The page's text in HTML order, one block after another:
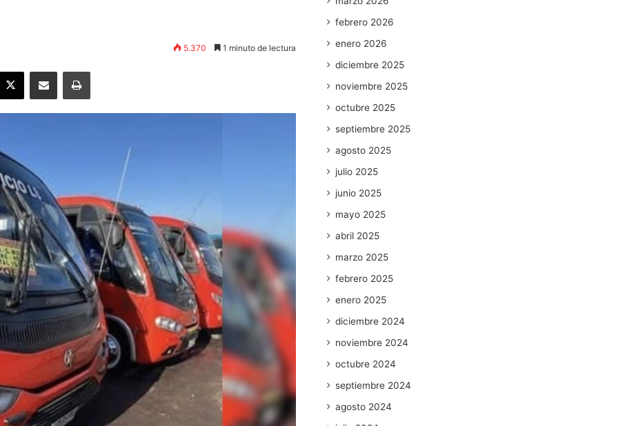
5.370 1 minuto de lectura
X Enviar vía email Imprimir
febrero 2026
enero 2026
diciembre 2025
noviembre 2025
octubre 2025
septiembre 2025
agosto 2025
julio 2025
junio 2025
mayo 2025
abril 2025
marzo 2025
febrero 2025
enero 2025
diciembre 2024
noviembre 2024
octubre 2024
septiembre 2024
agosto 2024